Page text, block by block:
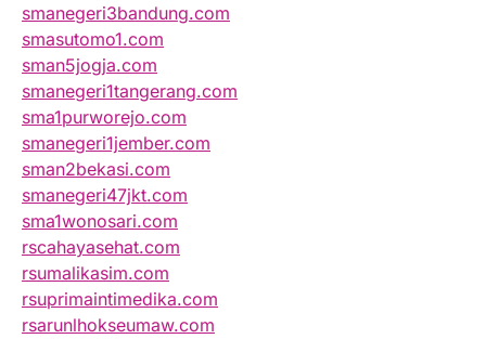
smanegeri3bandung.com
smasutomo1.com
sman5jogja.com
smanegeri1tangerang.com
sma1purworejo.com
smanegeri1jember.com
sman2bekasi.com
smanegeri47jkt.com
sma1wonosari.com
rscahayasehat.com
rsumalikasim.com
rsuprimaintimedika.com
rsarunlhokseumaw.com